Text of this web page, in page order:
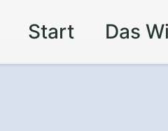
Start Das